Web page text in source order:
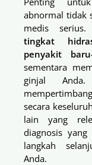
abnormal tidak
medis
tingkat
penyakit
sementara
ginjal
secara
lain yang
diagnosis
langkah
Anda.